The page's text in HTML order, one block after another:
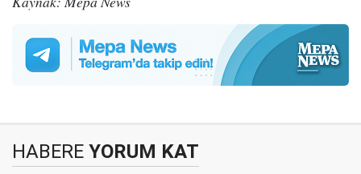
HABERE YORUM KAT